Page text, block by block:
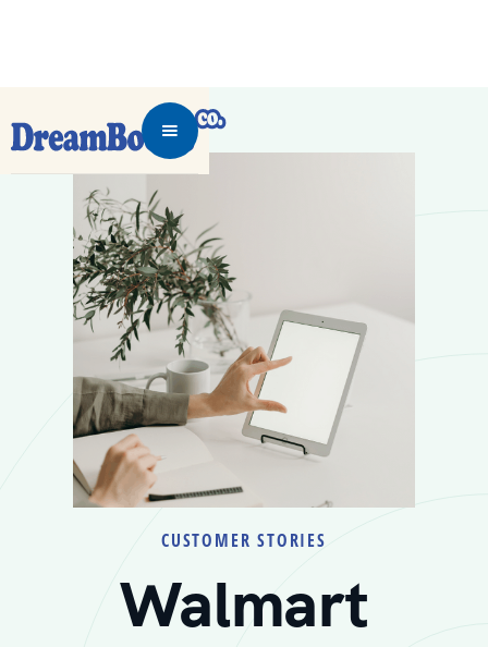
CUSTOMER STORIES
Walmart